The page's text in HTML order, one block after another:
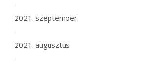
2021. szeptember
2021. augusztus